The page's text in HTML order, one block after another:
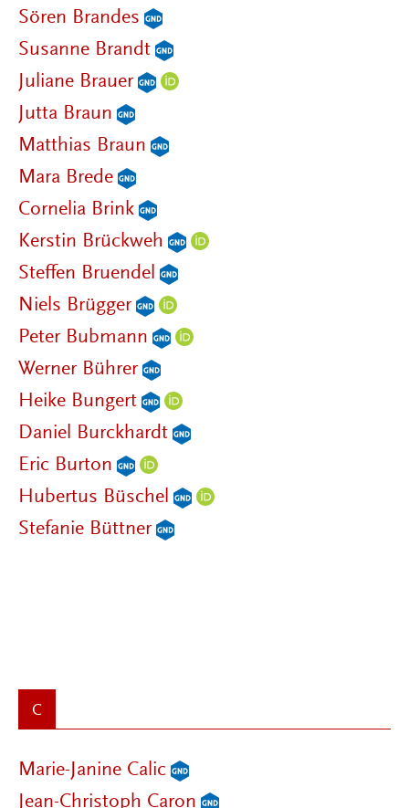
Sören Brandes
Susanne Brandt
Juliane Brauer
Jutta Braun
Matthias Braun
Mara Brede
Cornelia Brink
Kerstin Brückweh
Steffen Bruendel
Niels Brügger
Peter Bubmann
Werner Bührer
Heike Bungert
Daniel Burckhardt
Eric Burton
Hubertus Büschel
Stefanie Büttner
C
Marie-Janine Calic
Jean-Christoph Caron